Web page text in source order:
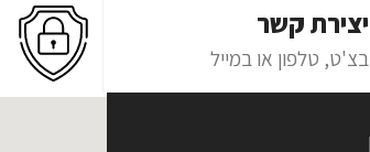
יצירת קשר
בצ'ט, טלפון או במייל